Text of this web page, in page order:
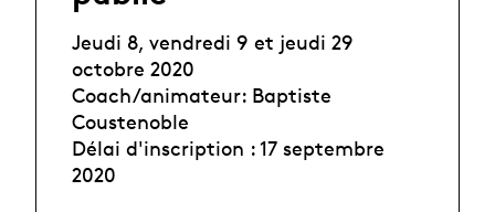
Jeudi 8, vendredi 9 et jeudi 29
octobre 2020
Coach/animateur: Baptiste
Coustenoble
Délai d'inscription : 17 septembre
2020